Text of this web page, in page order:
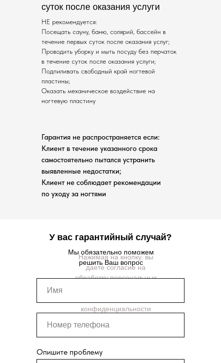
НЕ рекомендуется:
Посещать сауну, баню, солярий, бассейн в
течение первых суток после оказания услуг;
Проводить уборку и мыть посуду без перчаток
в течение суток после оказания услуги;
Подпиливать свободный край ногтевой
пластины;
Оказать механическое воздействие на
ногтевую пластину
Мы обязательно поможем
решить Ваш вопрос
Нажимая на кнопку, вы
даете согласие на
обработку персональных
конфиденциальности
Опишите проблему
У вас гарантийный случай?
Гарантия не распространяется если:
Клиент в течение указанного срока
самостоятельно пытался устранить
выявленные недостатки;
Клиент не соблюдает рекомендации
по уходу за ногтями
суток после оказания услуги